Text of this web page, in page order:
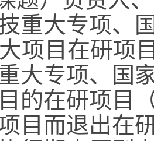
重大专项、
项目在研项
大专项、国
的在研项目
目而退出在